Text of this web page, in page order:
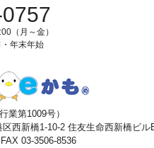
（月～金）
年末年始
業第1009号）
西新橋1-10-2 住友生命西新橋ビル
03-3506-8536